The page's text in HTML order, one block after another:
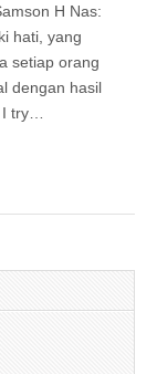
H Nas:
hati, yang
setiap orang
dengan hasil
try…